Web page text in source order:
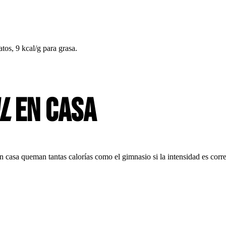
9 kcal/g para grasa.
en casa
queman tantas calorías como el gimnasio si la intensidad es